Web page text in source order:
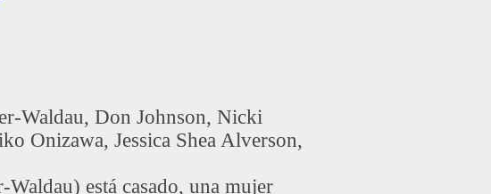
Waldau, Don Johnson, Nicki
Onizawa, Jessica Shea Alverson,
está casado, una mujer